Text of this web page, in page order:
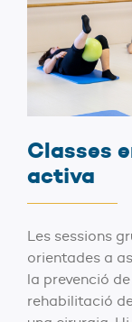
Classes
activa
Les sessions
orientades a
la prevenció
rehabilitació